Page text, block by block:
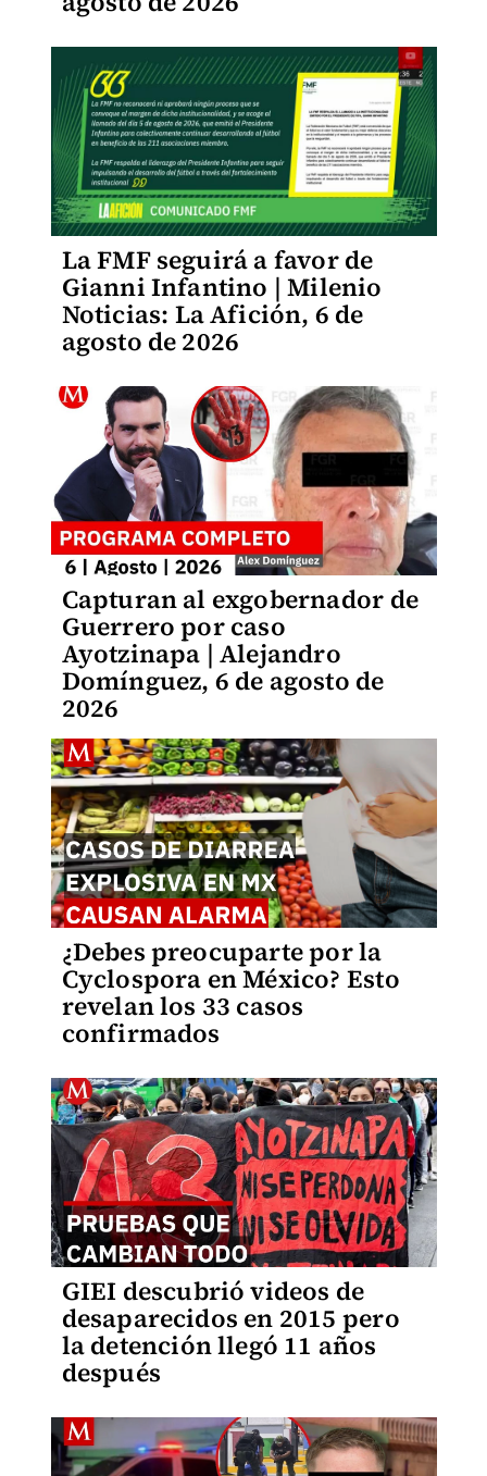
La FMF seguirá a favor de
Gianni Infantino | Milenio
Noticias: La Afición, 6 de
agosto de 2026
Capturan al exgobernador de
Guerrero por caso
Ayotzinapa | Alejandro
Domínguez, 6 de agosto de
2026
¿Debes preocuparte por la
Cyclospora en México? Esto
revelan los 33 casos
confirmados
GIEI descubrió videos de
desaparecidos en 2015 pero
la detención llegó 11 años
después